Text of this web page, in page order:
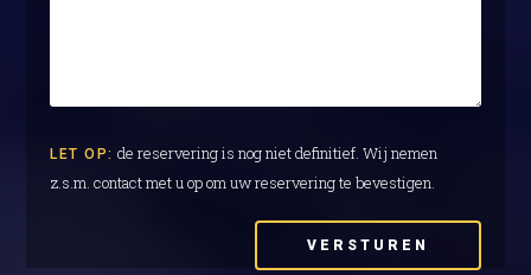
LET OP: de reservering is nog niet definitief. Wij nemen
z.s.m. contact met u op om uw reservering te bevestigen.